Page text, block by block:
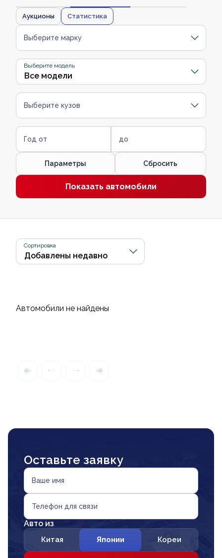
Аукционы Статистика
Выберите марку
Выберите модель
Выберите кузов
Год от до
Параметры Сбросить
Показать автомобили
Сортировка
Автомобили не найдены
Оставьте заявку
Ваше имя
Телефон для связи
Авто из
Китая Японии Кореи